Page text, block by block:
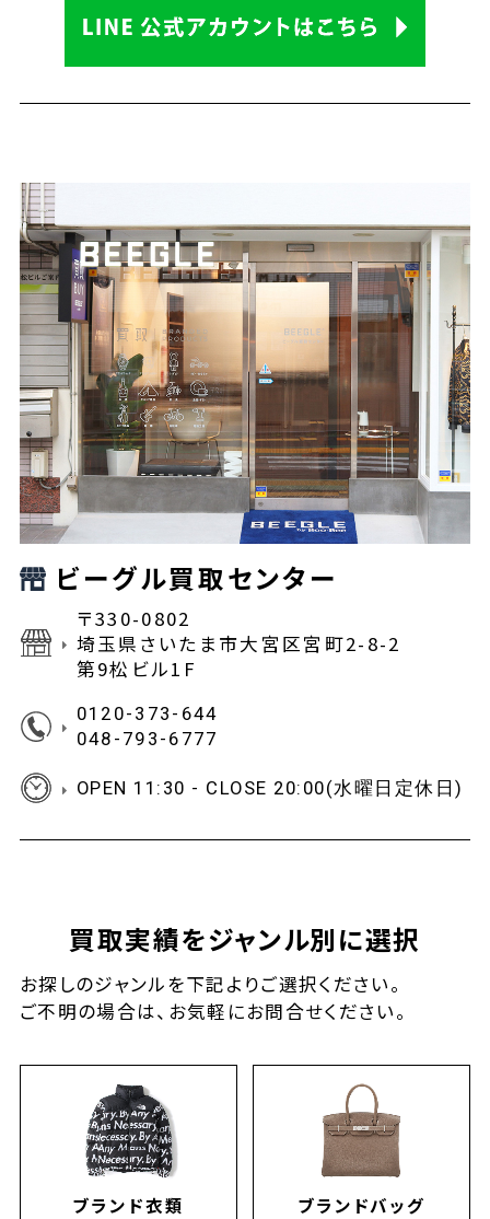
ビーグル買取センター
〒330-0802
埼玉県さいたま市大宮区宮町2-8-2
第9松ビル1F
0120-373-644
048-793-6777
OPEN 11:30 - CLOSE 20:00(水曜日定休日)
買取実績をジャンル別に選択
お探しのジャンルを下記よりご選択ください。
ご不明の場合は、お気軽にお問合せください。
ブランド衣類 ブランドバッグ